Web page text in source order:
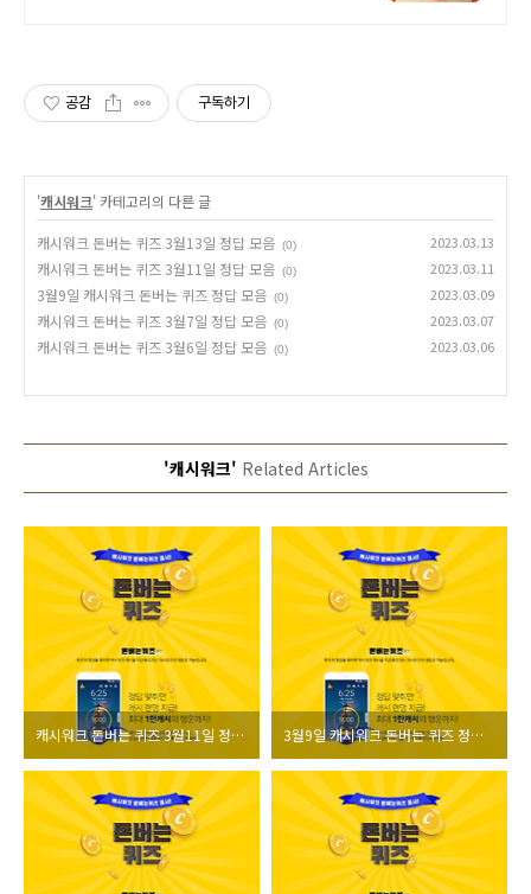
공감 구독하기
'캐시워크' 카테고리의 다른 글
캐시워크 돈버는 퀴즈 3월13일 정답 모음 (0) 2023.03.13
캐시워크 돈버는 퀴즈 3월11일 정답 모음 (0) 2023.03.11
3월9일 캐시워크 돈버는 퀴즈 정답 모음 (0) 2023.03.09
캐시워크 돈버는 퀴즈 3월7일 정답 모음 (0) 2023.03.07
캐시워크 돈버는 퀴즈 3월6일 정답 모음 (0) 2023.03.06
'캐시워크' Related Articles
캐시워크 돈버는 퀴즈 3월11일 정답 모음 3월9일 캐시워크 돈버는 퀴즈 정답 모음